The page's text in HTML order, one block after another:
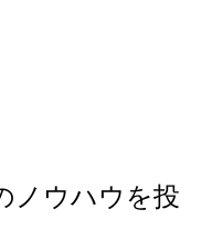
ノウハウを投